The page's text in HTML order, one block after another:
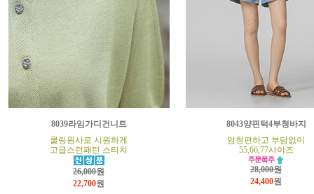
8039라임가디건니트
쿨링원사로 시원하게
고급스런패턴 스티치
26,000원
22,700원
8043양핀턱4부청바지
엄청편하고 부담없이
55,66,77사이즈
28,000원
24,400원